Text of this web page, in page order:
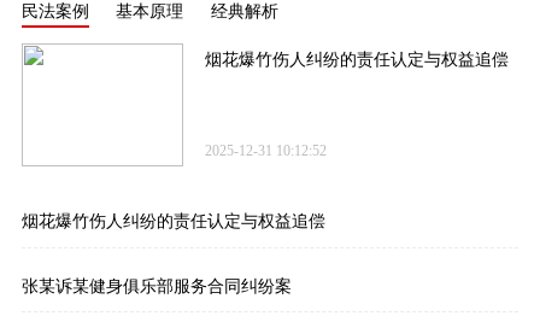
民法案例 基本原理 经典解析
烟花爆竹伤人纠纷的责任认定与权益追偿
2025-12-31 10:12:52
烟花爆竹伤人纠纷的责任认定与权益追偿
张某诉某健身俱乐部服务合同纠纷案